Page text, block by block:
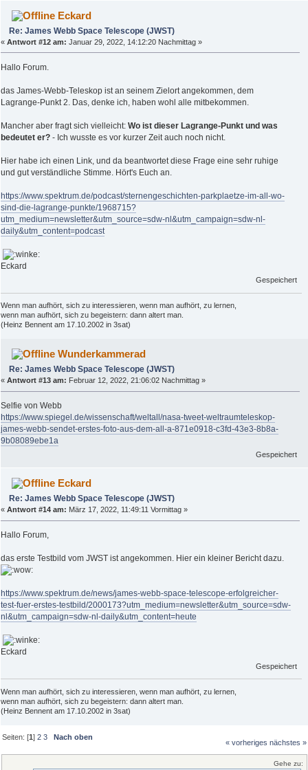
Eckard
Re: James Webb Space Telescope (JWST)
« Antwort #12 am: Januar 29, 2022, 14:12:20 Nachmittag »
Hallo Forum.
das James-Webb-Teleskop ist an seinem Zielort angekommen, dem
Lagrange-Punkt 2. Das, denke ich, haben wohl alle mitbekommen.
Mancher aber fragt sich vielleicht: Wo ist dieser Lagrange-Punkt und was
bedeutet er? - Ich wusste es vor kurzer Zeit auch noch nicht.
Hier habe ich einen Link, und da beantwortet diese Frage eine sehr ruhige
und gut verständliche Stimme. Hört's Euch an.
https://www.spektrum.de/podcast/sternengeschichten-parkplaetze-im-all-wo-
sind-die-lagrange-punkte/1968715?
utm_medium=newsletter&utm_source=sdw-nl&utm_campaign=sdw-nl-
daily&utm_content=podcast
Eckard
Gespeichert
Wenn man aufhört, sich zu interessieren, wenn man aufhört, zu lernen,
wenn man aufhört, sich zu begeistern: dann altert man.
(Heinz Bennent am 17.10.2002 in 3sat)
Wunderkammerad
Re: James Webb Space Telescope (JWST)
« Antwort #13 am: Februar 12, 2022, 21:06:02 Nachmittag »
Selfie von Webb
https://www.spiegel.de/wissenschaft/weltall/nasa-tweet-weltraumteleskop-
james-webb-sendet-erstes-foto-aus-dem-all-a-871e0918-c3fd-43e3-8b8a-
9b08089ebe1a
Gespeichert
Eckard
Re: James Webb Space Telescope (JWST)
« Antwort #14 am: März 17, 2022, 11:49:11 Vormittag »
Hallo Forum,
das erste Testbild vom JWST ist angekommen. Hier ein kleiner Bericht dazu.
https://www.spektrum.de/news/james-webb-space-telescope-erfolgreicher-
test-fuer-erstes-testbild/2000173?utm_medium=newsletter&utm_source=sdw-
nl&utm_campaign=sdw-nl-daily&utm_content=heute
Eckard
Gespeichert
Wenn man aufhört, sich zu interessieren, wenn man aufhört, zu lernen,
wenn man aufhört, sich zu begeistern: dann altert man.
(Heinz Bennent am 17.10.2002 in 3sat)
Seiten: [1]2 3 Nach oben
« vorheriges nächstes »
Gehe zu: